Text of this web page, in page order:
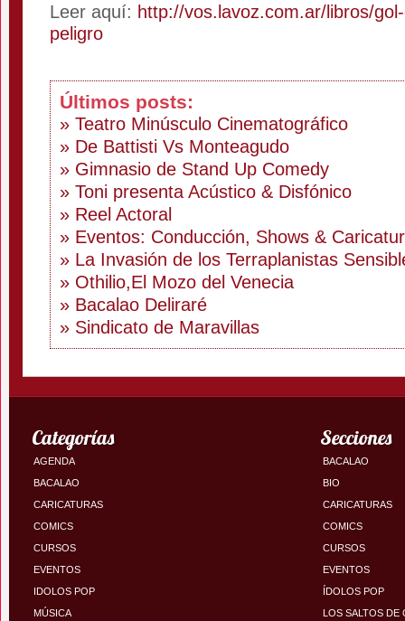
Leer aquí: http://vos.lavoz.com.ar/libros/
peligro
Últimos posts:
» Teatro Minúsculo Cinematográfico
» De Battisti Vs Monteagudo
» Gimnasio de Stand Up Comedy
» Toni presenta Acústico & Disfónico
» Reel Actoral
» Eventos: Conducción, Shows &
» La Invasión de los Terraplanistas
» Othilio,El Mozo del Venecia
» Bacalao Deliraré
» Sindicato de Maravillas
Categorías
AGENDA
BACALAO
CARICATURAS
COMICS
CURSOS
EVENTOS
IDOLOS POP
MÚSICA
Secciones
BACALAO
BIO
CARICATURAS
COMICS
CURSOS
EVENTOS
ÍDOLOS POP
LOS SALTOS DE